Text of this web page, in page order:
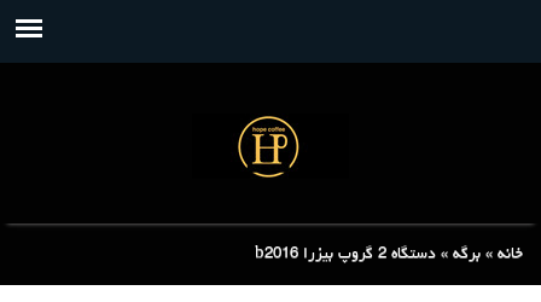
خانه » برگه » دستگاه 2 گروپ بیزرا b2016